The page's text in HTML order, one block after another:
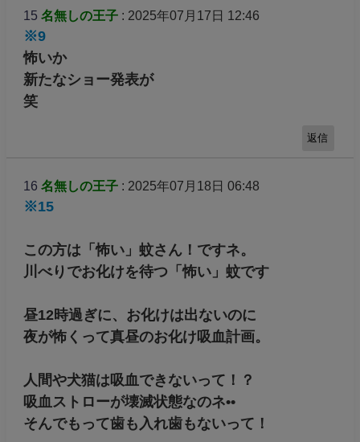
15 名無しの王子: 2025年07月17日 12:46
※9
怖いか
新たなショー発表が
笑
返信
16 名無しの王子: 2025年07月18日 06:48
※15
この方は「怖い」蚊さん！ですネ。
川べりでお化けを待つ「怖い」蚊です
昼12時過ぎに、お化けは出ないのに
夜が怖くって真昼のお化け吸血計画。
人間や犬猫は吸血できないって！？
吸血ストローが壊滅状態なのネ••
そんでもって歯も入れ歯もないって！